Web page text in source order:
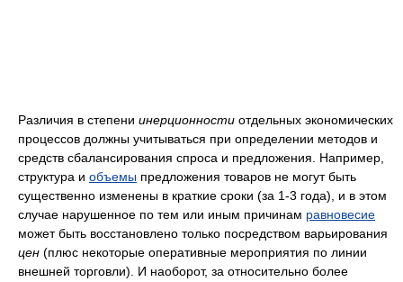
Различия в степени инерционности отдельных экономических
процессов должны учитываться при определении методов и
средств сбалансирования спроса и предложения. Например,
структура и объемы предложения товаров не могут быть
существенно изменены в краткие сроки (за 1-3 года), и в этом
случае нарушенное по тем или иным причинам равновесие
может быть восстановлено только посредством варьирования
цен (плюс некоторые оперативные мероприятия по линии
внешней торговли). И наоборот, за относительно более